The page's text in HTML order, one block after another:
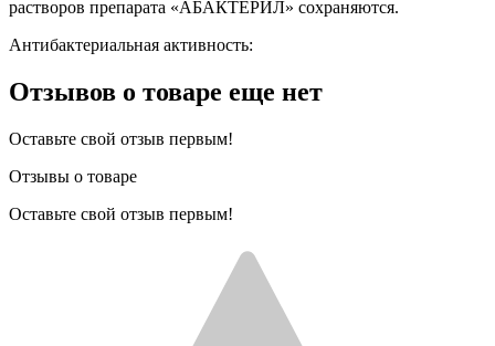
растворов препарата «АБАКТЕРИЛ» сохраняются.
Антибактериальная активность:
Отзывов о товаре еще нет
Оставьте свой отзыв первым!
Отзывы о товаре
Оставьте свой отзыв первым!